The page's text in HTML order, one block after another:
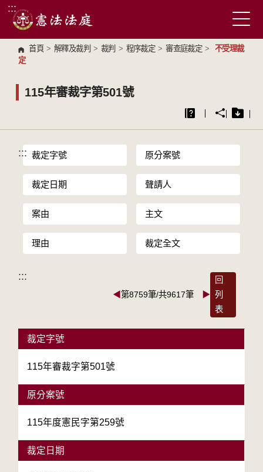
跳到主要內容區塊
:::
首頁 > 解釋及裁判 > 裁判 > 程序裁定 > 審查庭裁定 >
不受理裁
定
115年審裁字第501號
::: 裁定字號 原分案號
裁定日期 聲請人
案由 主文
理由 裁定全文
:::
◀第8759筆/共9617筆 ▶
回
列
表
裁定字號
115年審裁字第501號
原分案號
115年度憲民字第259號
裁定日期